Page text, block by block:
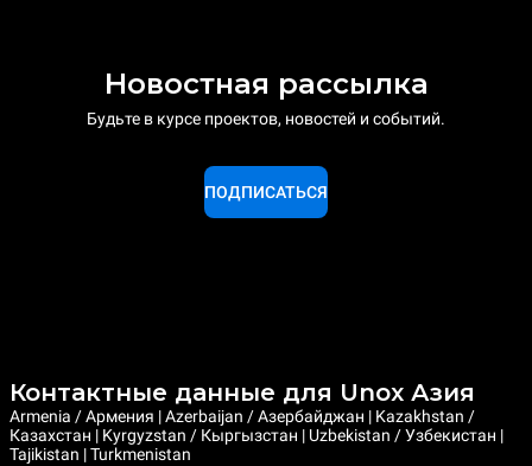
Новостная рассылка
Будьте в курсе проектов, новостей и событий.
ПОДПИСАТЬСЯ
Контактные данные для Unox Азия
Armenia / Армения | Azerbaijan / Азербайджан | Kazakhstan /
Казахстан | Kyrgyzstan / Кыргызстан | Uzbekistan / Узбекистан |
Tajikistan | Turkmenistan